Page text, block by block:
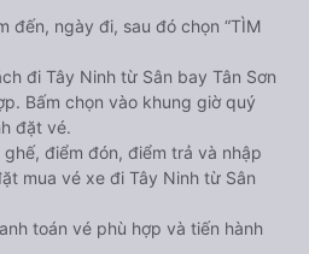
đến, ngày đi, sau đó chọn “TÌM
đi Tây Ninh từ Sân bay Tân Sơn
Bấm chọn vào khung giờ quý
đặt vé.
điểm đón, điểm trả và nhập
mua vé xe đi Tây Ninh từ Sân
toán vé phù hợp và tiến hành